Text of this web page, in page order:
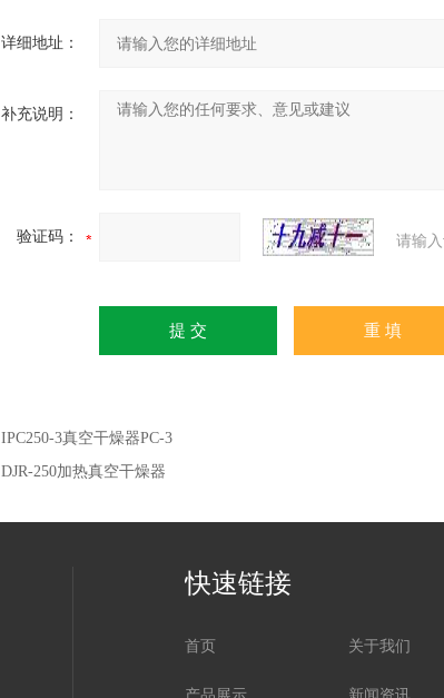
详细地址：
补充说明：
验证码： 请输
IPC250-3真空干燥器PC-3
DJR-250加热真空干燥器
快速链接
首页 关于我们